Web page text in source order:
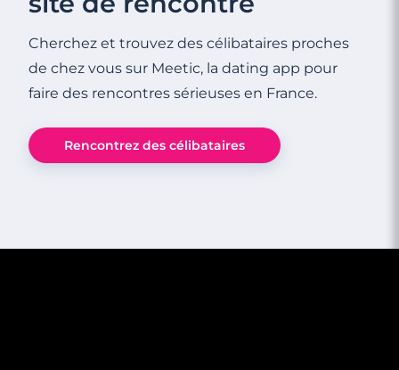
7 minutes
Homme amoureux en secret au travail :
Cherchez et trouvez des célibataires proches
de chez vous sur Meetic, la dating app pour
faire des rencontres sérieuses en France.
Rencontrez des célibataires